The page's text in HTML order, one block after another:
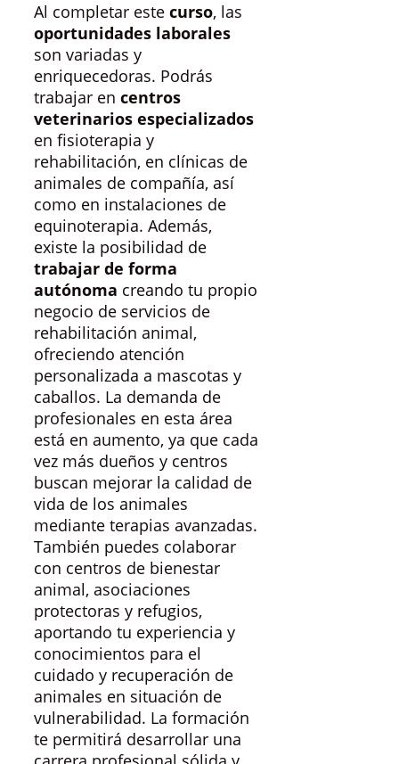
Al completar este curso, las
oportunidades laborales
son variadas y
enriquecedoras. Podrás
trabajar en centros
veterinarios especializados
en fisioterapia y
rehabilitación, en clínicas de
animales de compañía, así
como en instalaciones de
equinoterapia. Además,
existe la posibilidad de
trabajar de forma
autónoma creando tu propio
negocio de servicios de
rehabilitación animal,
ofreciendo atención
personalizada a mascotas y
caballos. La demanda de
profesionales en esta área
está en aumento, ya que cada
vez más dueños y centros
buscan mejorar la calidad de
vida de los animales
mediante terapias avanzadas.
También puedes colaborar
con centros de bienestar
animal, asociaciones
protectoras y refugios,
aportando tu experiencia y
conocimientos para el
cuidado y recuperación de
animales en situación de
vulnerabilidad. La formación
te permitirá desarrollar una